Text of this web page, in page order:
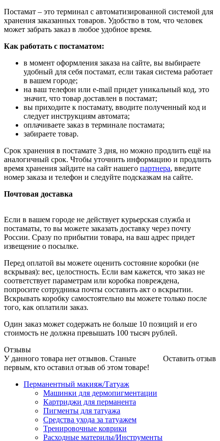
Постамат – это терминал с автоматизированной системой для
хранения заказанных товаров. Удобство в том, что человек
может забрать заказ в любое удобное время.
Как работать с постаматом:
в момент оформления заказа на сайте, вы выбираете
удобный для себя постамат, если такая система работает
в вашем городе;
на ваш телефон или e-mail придет уникальный код, это
значит, что товар доставлен в постамат;
вы приходите к постамату, вводите полученный код и
следует инструкциям автомата;
оплачиваете заказ в терминале постамата;
забираете товар.
Срок хранения в постамате 3 дня, но можно продлить ещё на
аналогичный срок. Чтобы уточнить информацию и продлить
время хранения зайдите на сайт нашего партнера, введите
номер заказа и телефон и следуйте подсказкам на сайте.
Почтовая доставка
Если в вашем городе не действует курьерская служба и
постаматы, то вы можете заказать доставку через почту
России. Сразу по прибытии товара, на ваш адрес придет
извещение о посылке.
Перед оплатой вы можете оценить состояние коробки (не
вскрывая): вес, целостность. Если вам кажется, что заказ не
соответствует параметрам или коробка повреждена,
попросите сотрудника почты составить акт о вскрытии.
Вскрывать коробку самостоятельно вы можете только после
того, как оплатили заказ.
Один заказ может содержать не больше 10 позиций и его
стоимость не должна превышать 100 тысяч рублей.
Отзывы
Оставить отзыв
У данного товара нет отзывов. Станьте
первым, кто оставил отзыв об этом товаре!
Перманентный макияж/Татуаж
Машинки для дермопигментации
Картриджи для перманента
Пигменты для татуажа
Средства ухода за татуажем
Тренировочные коврики
Расходные материлы/Инструменты